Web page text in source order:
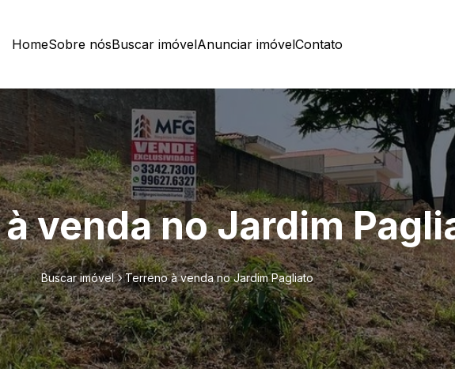
HomeSobre nósBuscar imóvelAnunciar imóvelContato
venda no Jardim
Buscar imóvel Terreno à venda no Jardim Pagliato